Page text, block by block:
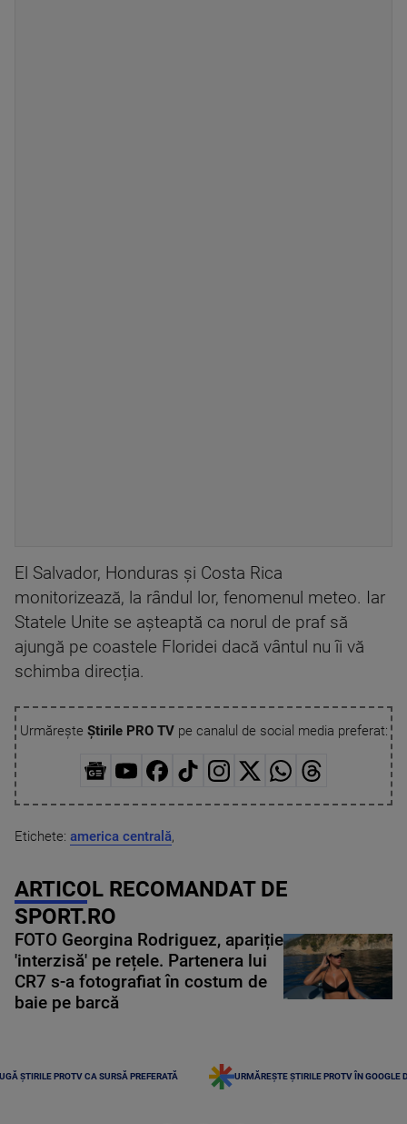
El Salvador, Honduras și Costa Rica
monitorizează, la rândul lor, fenomenul meteo. Iar
Statele Unite se așteaptă ca norul de praf să
ajungă pe coastele Floridei dacă vântul nu îi vă
schimba direcția.
Urmărește Știrile PRO TVpe canalul de social media preferat:
Etichete: america centrală,
ARTICOL RECOMANDAT DE
SPORT.RO
FOTO Georgina Rodriguez, apariție
'interzisă' pe rețele. Partenera lui
CR7 s-a fotografiat în costum de
baie pe barcă
ȘTIRILE PROTV CA SURSĂ PREFERATĂ URMĂREȘTE ȘTIRILE PROTV ÎN GOOGLE